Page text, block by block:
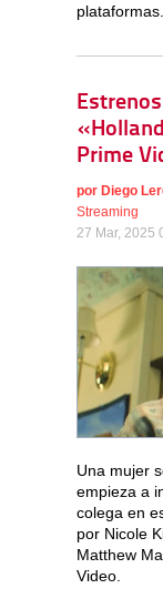
plataformas.
Prime
por Diego
Streaming
27 Mar, 2025
Una mujer
empieza a
colega en
por Nicole
Matthew
Video.